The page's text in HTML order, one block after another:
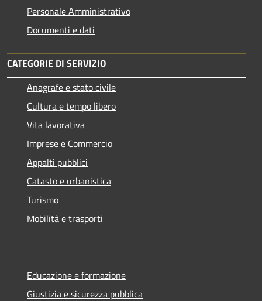
Personale Amministrativo
Documenti e dati
CATEGORIE DI SERVIZIO
Anagrafe e stato civile
Cultura e tempo libero
Vita lavorativa
Imprese e Commercio
Appalti pubblici
Catasto e urbanistica
Turismo
Mobilità e trasporti
Educazione e formazione
Giustizia e sicurezza pubblica